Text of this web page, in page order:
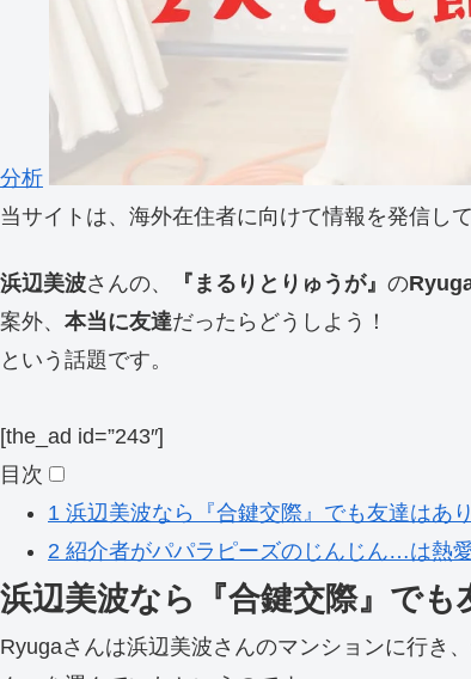
分析
当サイトは、海外在住者に向けて情報を発信して
浜辺美波さんの、 『まるりとりゅうが』 の
案外、 本当に友達だったらどうしよう！
という話題です。
[the_ad id=”243″]
目次
1 浜辺美波なら『合鍵交際』でも友達はあ
2 紹介者がパパラピーズのじんじん…は熱
浜辺美波なら『合鍵交際』でも
Ryugaさんは浜辺美波さんのマンションに行き